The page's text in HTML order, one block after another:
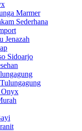
Marmer
Sederhana
Jenazah
Sidoarjo